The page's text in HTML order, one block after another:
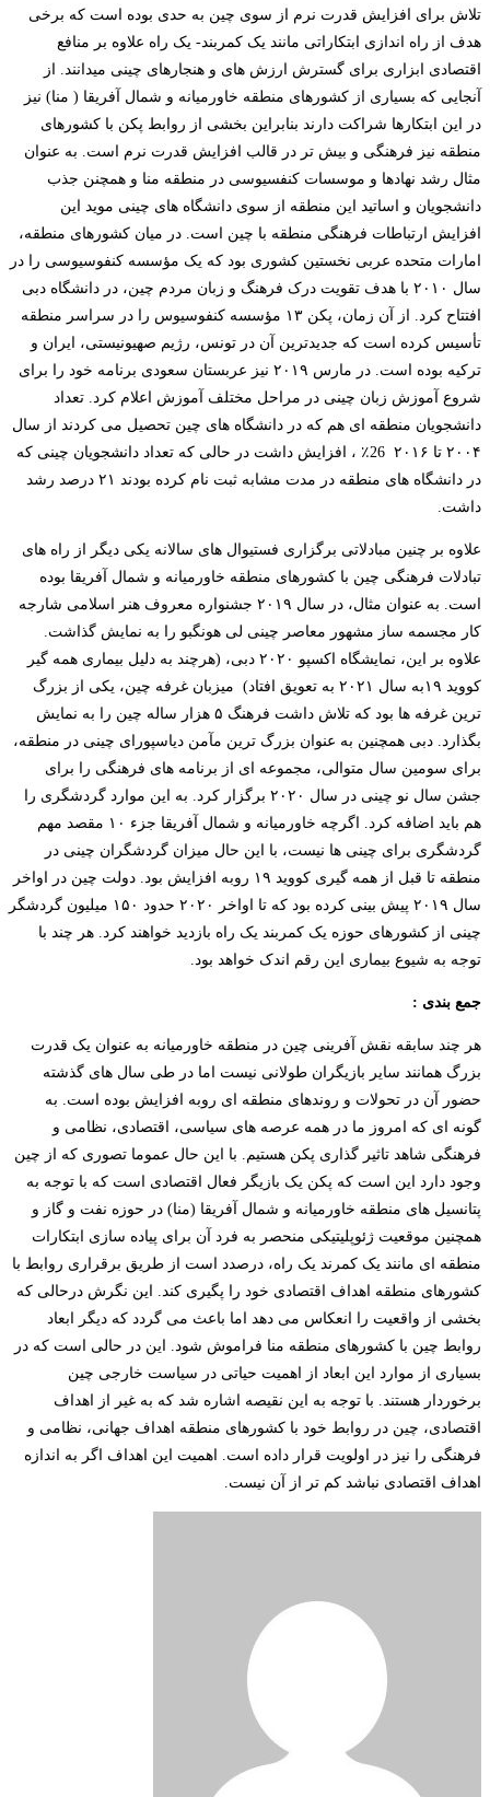
تلاش برای افزایش قدرت نرم از سوی چین به حدی بوده است که برخی
هدف از راه اندازی ابتکاراتی مانند یک کمربند- یک راه علاوه بر منافع
اقتصادی ابزاری برای گسترش­ ارزش های و هنجارهای چینی می­دانند. از
آنجایی که بسیاری از کشورهای منطقه خاورمیانه و شمال آفریقا ( منا) نیز
در این ابتکارها شراکت دارند بنابراین بخشی از روابط پکن با کشورهای
منطقه نیز فرهنگی و بیش تر در قالب افزایش قدرت نرم است. به عنوان
مثال رشد نهادها و موسسات کنفسیوسی در منطقه منا و همچنن جذب
دانشجویان و اساتید این منطقه از سوی دانشگاه های چینی موید این
افزایش ارتباطات فرهنگی منطقه با چین است. در میان کشورهای منطقه،
امارات متحده عربی نخستین کشوری بود که یک مؤسسه کنفوسیوسی را در
سال ۲۰۱۰ با هدف تقویت درک فرهنگ و زبان مردم چین، در دانشگاه دبی
افتتاح کرد. از آن زمان، پکن ۱۳ مؤسسه کنفوسیوس را در سراسر منطقه
تأسیس کرده است که جدیدترین آن در تونس، رژیم صهیونیستی، ایران و
ترکیه بوده است. در مارس ۲۰۱۹ نیز عربستان سعودی برنامه خود را برای
شروع آموزش زبان چینی در مراحل مختلف آموزش اعلام کرد. تعداد
دانشجویان منطقه ­ای هم که در دانشگاه ­های چین تحصیل می کردند از سال
۲۰۰۴ تا ۲۰۱۶ 26٪ ، افزایش داشت در حالی که تعداد دانشجویان چینی که
در دانشگاه های منطقه در مدت مشابه ثبت نام کرده بودند ۲۱ درصد رشد
داشت.
علاوه بر چنین مبادلاتی برگزاری فستیوال­ های سالانه یکی دیگر از راه ­های
تبادلات فرهنگی چین با کشورهای منطقه خاورمیانه و شمال آفریقا بوده
است. به عنوان مثال، در سال ۲۰۱۹ جشنواره معروف هنر اسلامی شارجه
کار مجسمه ساز مشهور معاصر چینی لی هونگبو را به نمایش گذاشت.
علاوه بر این، نمایشگاه اکسپو ۲۰۲۰ دبی، (هرچند به دلیل بیماری همه گیر
کووید ۱۹به سال ۲۰۲۱ به تعویق افتاد) میزبان غرفه چین، یکی از بزرگ
ترین غرفه ها بود که تلاش داشت فرهنگ ۵ هزار ساله چین را به نمایش
بگذارد. دبی همچنین به عنوان بزرگ ترین مآمن دیاسپورای چینی در منطقه،
برای سومین سال متوالی، مجموعه ای از برنامه ­های فرهنگی را برای
جشن سال نو چینی در سال ۲۰۲۰ برگزار کرد. به این موارد گردشگری را
هم باید اضافه کرد. اگرچه خاورمیانه و شمال آفریقا جزء ۱۰ مقصد مهم
گردشگری برای چینی­ ها نیست، با این حال میزان گردشگران چینی در
منطقه تا قبل از همه گیری کووید ۱۹ روبه افزایش بود. دولت چین در اواخر
سال ۲۰۱۹ پیش بینی کرده بود که تا اواخر ۲۰۲۰ حدود ۱۵۰ میلیون گردشگر
چینی از کشورهای حوزه یک کمربند یک راه بازدید خواهند کرد. هر چند با
توجه به شیوع بیماری این رقم اندک خواهد بود.
جمع بندی :
هر چند سابقه نقش آفرینی چین در منطقه خاورمیانه به عنوان یک قدرت
بزرگ همانند سایر بازیگران طولانی نیست اما در طی سال­ های گذشته
حضور آن در تحولات و روند­های منطقه ­ای روبه افزایش بوده است. به
گونه­­ ای که امروز ما در همه عرصه­ های سیاسی، اقتصادی، نظامی و
فرهنگی شاهد تاثیر گذاری پکن هستیم. با این حال عموما تصوری که از چین
وجود دارد این است که پکن یک بازیگر فعال اقتصادی است که با توجه به
پتانسیل ­های منطقه خاورمیانه و شمال آفریقا (منا) در حوزه نفت و گاز و
همچنین موقعیت ژئوپلیتیکی منحصر به فرد آن برای پیاده سازی ابتکارات
منطقه­ ای مانند یک کمرند یک راه، درصدد است از طریق برقراری روابط با
کشورهای منطقه­ اهداف اقتصادی خود را پگیری کند. این نگرش درحالی که
بخشی از واقعیت را انعکاس می­ دهد اما باعث می گردد که دیگر ابعاد
روابط چین با کشورهای منطقه منا فراموش شود. این در حالی است که در
بسیاری از موارد این ابعاد از اهمیت حیاتی در سیاست خارجی چین
برخوردار هستند. با توجه به این نقیصه اشاره شد که به غیر از اهداف
اقتصادی، چین در روابط خود با کشورهای منطقه اهداف جهانی، نظامی و
فرهنگی را نیز در اولویت قرار داده است. اهمیت این اهداف اگر به اندازه
اهداف اقتصادی نباشد کم تر از آن نیست.